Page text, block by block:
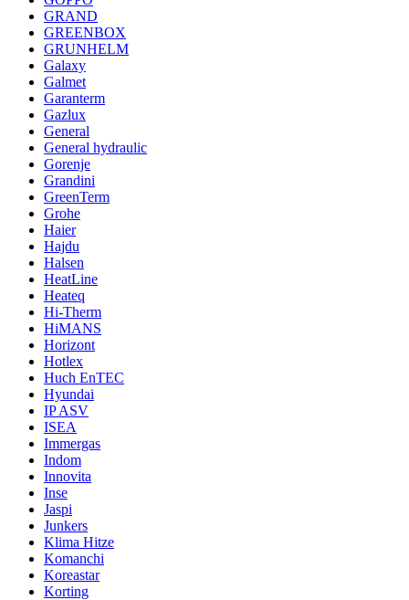
GRAND
GREENBOX
GRUNHELM
Galaxy
Galmet
Garanterm
Gazlux
General
General hydraulic
Gorenje
Grandini
GreenTerm
Grohe
Haier
Hajdu
Halsen
HeatLine
Heateq
Hi-Therm
HiMANS
Horizont
Hotlex
Huch EnTEC
Hyundai
IP ASV
ISEA
Immergas
Indom
Innovita
Inse
Jaspi
Junkers
Klima Hitze
Komanchi
Koreastar
Korting